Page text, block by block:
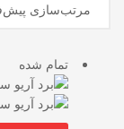
تمام شده